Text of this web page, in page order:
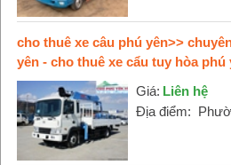
cho thuê xe câu phú yên>>
yên - cho thuê xe cẩu tuy hòa phú
Giá: Liên hệ
Địa điểm: